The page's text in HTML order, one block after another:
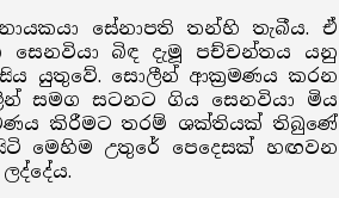
සේනාපති තන්හි තැබීය. ඒ
සෙනවියා බිඳ දැමූ පච්චන්තය යනු
යුතුවේ. සොලීන් ආක්‍රමණය කරන
සමග සටනට ගිය සෙනවියා මිය
කිරීමට තරම් ශක්තියක් තිබුණේ
මෙහිම උතුරේ පෙදෙසක් හඟවන